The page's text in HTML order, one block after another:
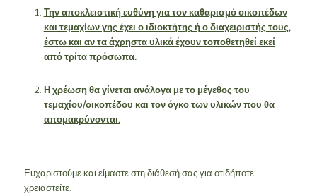
Την αποκλειστική ευθύνη για τον καθαρισμό οικοπέδων
και τεμαχίων γης έχει ο ιδιοκτήτης ή ο διαχειριστής τους,
έστω και αν τα άχρηστα υλικά έχουν τοποθετηθεί εκεί
από τρίτα πρόσωπα.
Η χρέωση θα γίνεται ανάλογα με το μέγεθος του
τεμαχίου/οικοπέδου και τον όγκο των υλικών που θα
απομακρύνονται.
Ευχαριστούμε και είμαστε στη διάθεσή σας για οτιδήποτε
χρειαστείτε.